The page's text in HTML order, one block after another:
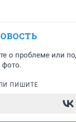
о проблеме или
фото.
ПИШИТЕ